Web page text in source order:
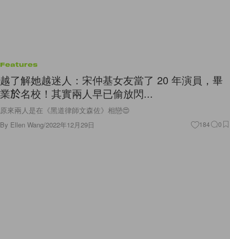
Features
越了解她越迷人：宋仲基女友當了 20 年演員，畢
業於名校！其實兩人早已偷放閃...
原來兩人是在《黑道律師文森佐》相戀😍
By Ellen Wang/2022年12月29日 184 0